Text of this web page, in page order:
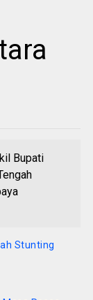
Bupati
Stunting